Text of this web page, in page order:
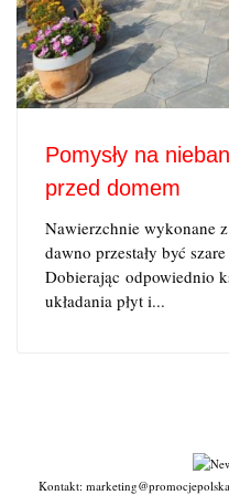
Pomysły na
przed domem
Nawierzchnie wykonane
dawno przestały być
Dobierając odpowiednio
układania płyt i...
Kontakt: